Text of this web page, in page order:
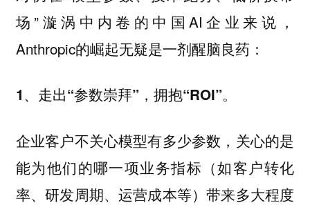
场”漩涡中内卷的中国AI企业来说，
Anthropic的崛起无疑是一剂醒脑良药：
1、走出“参数崇拜”，拥抱“ROI”。
企业客户不关心模型有多少参数，关心的是
能为他们的哪一项业务指标（如客户转化
率、研发周期、运营成本等）带来多大程度